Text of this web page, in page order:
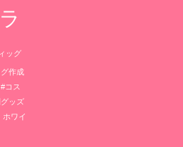
ッグ
作成
#コス
ッズ
ホワイ